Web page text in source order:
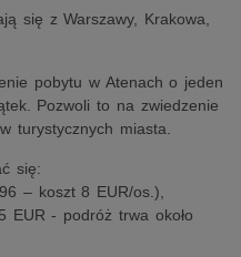
się z Warszawy, Krakowa,
pobytu w Atenach o jeden
Pozwoli to na zwiedzenie
turystycznych miasta.
się:
– koszt 8 EUR/os.),
EUR - podróż trwa około